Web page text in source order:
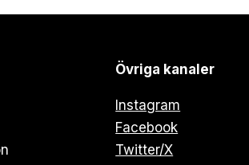
Övriga kanaler
Instagram
Facebook
Twitter/X